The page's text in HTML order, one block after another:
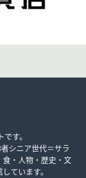
す。
シニア世代＝サラ
・人物・歴史・文
ています。